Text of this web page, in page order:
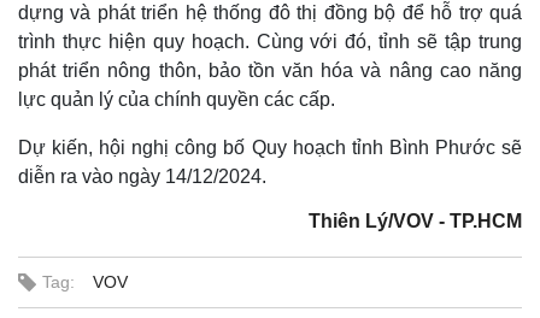
dựng và phát triển hệ thống đô thị đồng bộ để hỗ trợ quá
trình thực hiện quy hoạch. Cùng với đó, tỉnh sẽ tập trung
phát triển nông thôn, bảo tồn văn hóa và nâng cao năng
lực quản lý của chính quyền các cấp.
Dự kiến, hội nghị công bố Quy hoạch tỉnh Bình Phước sẽ
diễn ra vào ngày 14/12/2024.
Thiên Lý/VOV - TP.HCM
Tag: VOV